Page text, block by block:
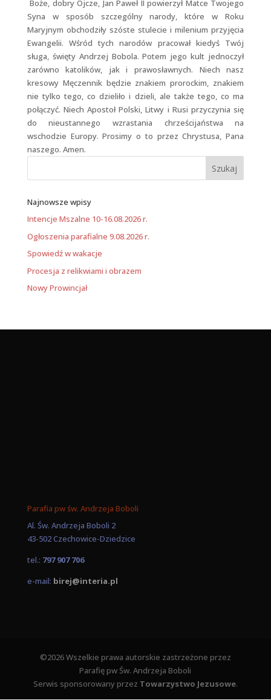
Boże, dobry Ojcze, Jan Paweł II powierzył Matce Twojego
Syna w sposób szczególny narody, które w Roku
Maryjnym obchodziły szóste stulecie i milenium przyjęcia
Ewangelii. Wśród tych narodów pracował kiedyś Twój
sługa, święty Andrzej Bobola. Potem jego kult jednoczył
zarówno katolików, jak i prawosławnych. Niech nasz
kresowy Męczennik będzie znakiem prorockim, znakiem
nie tylko tego, co dzieliło i dzieli, ale także tego, co ma
połączyć. Niech Apostoł Polski, Litwy i Rusi przyczynia się
do nieustannego wzrastania chrześcijaństwa na
wschodzie Europy. Prosimy o to przez Chrystusa, Pana
naszego. Amen.
Najnowsze wpisy
Intencje Mszalne 10-16.08.2026 r.
Ogłoszenia parafialne 9.08.2026 r.
Spowiedź w wakacje
Procesja z relikwiami i obrazem
Nowy Prowincjał
Parafia pw św. Andrzeja Boboli
Al. Św. Andrzeja Boboli 2
43-502 Czechowice-Dziedzice
tel.: 797 907 706
e-mail: birej@interia.pl
©2026 Wszelkie prawa autorskie zastrzeżone przez
Parafię pw Św. Andrzeja Boboli
Serwis sponsorowany przez Towarzystwo Jezusowe.